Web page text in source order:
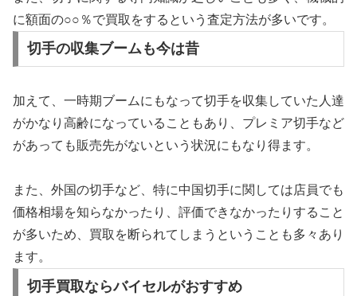
に額面の○○％で買取をするという査定方法が多いです。
切手の収集ブームも今は昔
加えて、一時期ブームにもなって切手を収集していた人達
がかなり高齢になっていることもあり、プレミア切手など
があっても販売先がないという状況にもなり得ます。
また、外国の切手など、特に中国切手に関しては店員でも
価格相場を知らなかったり、評価できなかったりすること
が多いため、買取を断られてしまうということも多々あり
ます。
切手買取ならバイセルがおすすめ